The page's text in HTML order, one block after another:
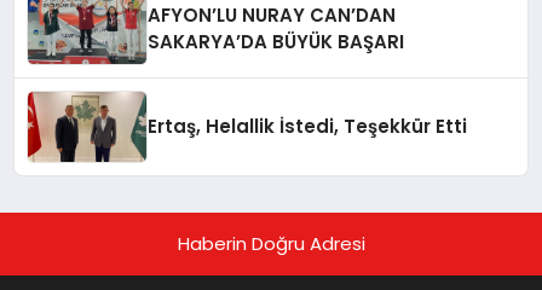
AFYON’LU NURAY CAN’DAN
SAKARYA’DA BÜYÜK BAŞARI
Ertaş, Helallik İstedi, Teşekkür Etti
Haberin Doğru Adresi